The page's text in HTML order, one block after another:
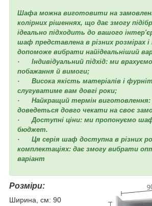
Шафа можна виготовити на
колірних рішеннях, що дає змогу
ідеально підходить до вашого
шаф представлена в різних розмірах
допоможе вибрати найідеальніший
· Індивідуальний підхід: ми
побажання й вимоги;
· Висока якість матеріалів і
слугуватиме вам довгі роки;
· Найкращий термін виготовлення:
доведеться довго чекати на своє
· Доступні ціни: ми пропонуємо
бюджет.
· Ця серія шаф доступна в різних
комплектаціях: дає змогу вибрати
варіант
Розміри:
Ширина, см: 90